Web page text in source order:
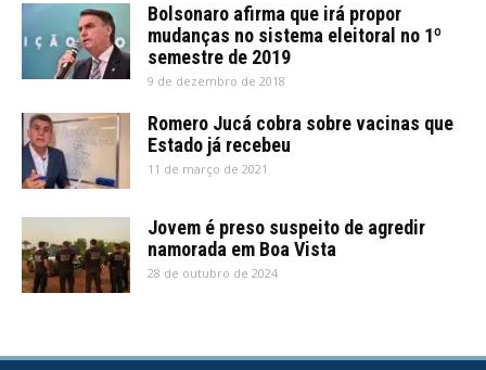
Bolsonaro afirma que irá propor
mudanças no sistema eleitoral no 1º
semestre de 2019
9 de dezembro de 2018
Romero Jucá cobra sobre vacinas que
Estado já recebeu
11 de março de 2021
Jovem é preso suspeito de agredir
namorada em Boa Vista
28 de outubro de 2024